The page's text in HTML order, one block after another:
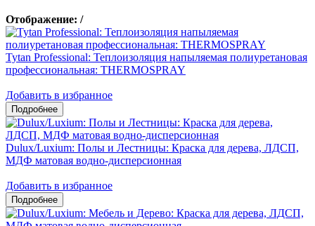
Отображение: /
Tytan Professional: Теплоизоляция напыляемая полиуретановая
профессиональная: THERMOSPRAY
Добавить в избранное
Dulux/Luxium: Полы и Лестницы: Краска для дерева, ЛДСП,
МДФ матовая водно-дисперсионная
Добавить в избранное